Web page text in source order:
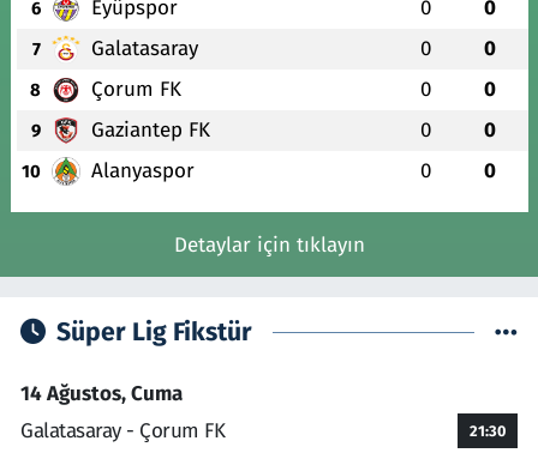
6 Eyüpspor 0 0
7 Galatasaray 0 0
8 Çorum FK 0 0
9 Gaziantep FK 0 0
10 Alanyaspor 0 0
Detaylar için tıklayın
Süper Lig Fikstür
14 Ağustos, Cuma
Galatasaray - Çorum FK
21:30